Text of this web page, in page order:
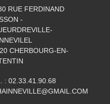
RUE FERDINAND
-
CHERBOURG-EN-
: 02.33.41.90.68